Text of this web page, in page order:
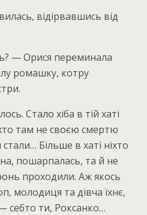
відірвавшись від
— Орися переминала
ромашку, котру
Стало хіба в тій хаті
там не своєю смертю
Більше в хаті ніхто
пошарпалась, та й не
проходили. Аж якось
молодиця та дівча їхнє,
ти, Роксанко…